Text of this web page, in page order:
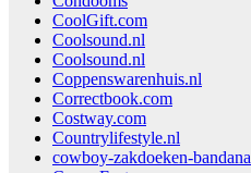
CoolGift.com
Coolsound.nl
Coolsound.nl
Coppenswarenhuis.nl
Correctbook.com
Costway.com
Countrylifestyle.nl
cowboy-zakdoeken-bandana